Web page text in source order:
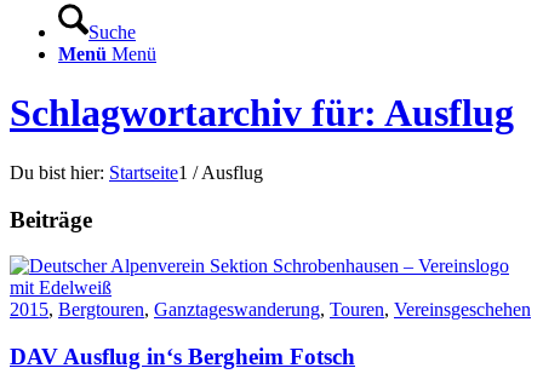
Suche
Menü Menü
Schlagwortarchiv für: Ausflug
Du bist hier: Startseite1 / Ausflug
Beiträge
2015, Bergtouren, Ganztageswanderung, Touren, Vereinsgeschehen
DAV Ausflug in‘s Bergheim Fotsch